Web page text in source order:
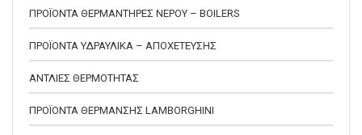
ΠΡΟΪΟΝΤΑ ΘΕΡΜΑΝΤΗΡΕΣ ΝΕΡΟΥ – BOILERS
ΠΡΟΪΟΝΤΑ ΥΔΡΑΥΛΙΚΑ – ΑΠΟΧΕΤΕΥΣΗΣ
ΑΝΤΛΙΕΣ ΘΕΡΜΟΤΗΤΑΣ
ΠΡΟΪΟΝΤΑ ΘΕΡΜΑΝΣΗΣ LAMBORGHINI